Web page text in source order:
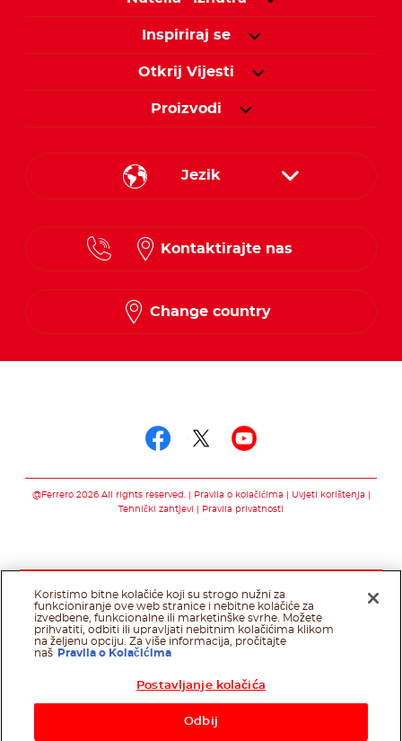
Inspiriraj se
Otkrij Vijesti
Proizvodi
Jezik
Croatian
Kontaktirajte nas
Change country
@Ferrero 2026 All rights reserved. Pravila o kolačićima
Uvjeti korištenja
Tehnički zahtjevi
Pravila privatnosti
Koristimo bitne kolačiće koji su strogo nužni za
funkcioniranje ove web stranice i nebitne kolačiće za
izvedbene, funkcionalne ili marketinške svrhe. Možete
prihvatiti, odbiti ili upravljati nebitnim kolačićima klikom
na željenu opciju. Za više informacija, pročitajte
naš
Pravila o Kolačićima
Postavljanje kolačića
Odbij